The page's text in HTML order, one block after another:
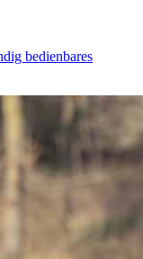
bedienbares